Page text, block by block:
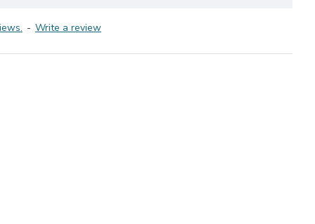
- Write a review